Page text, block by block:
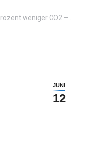
weniger CO2 –…
JUNI
12